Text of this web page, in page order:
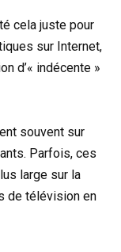
cela juste pour
sur Internet,
d’« indécente »
souvent sur
Parfois, ces
large sur la
de télévision en